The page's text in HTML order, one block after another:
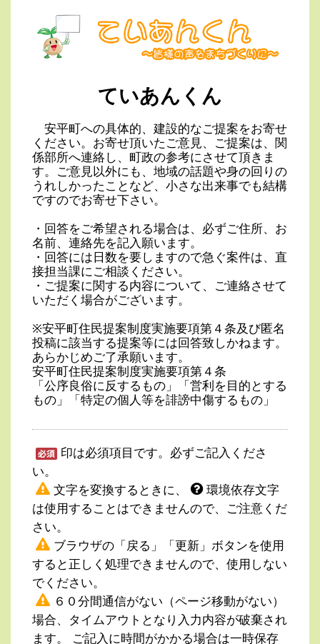
ていあんくん
安平町への具体的、建設的なご提案をお寄せ
ください。お寄せ頂いたご意見、ご提案は、関
係部所へ連絡し、町政の参考にさせて頂きま
す。ご意見以外にも、地域の話題や身の回りの
うれしかったことなど、小さな出来事でも結構
ですのでお寄せ下さい。
・回答をご希望される場合は、必ずご住所、お
名前、連絡先を記入願います。
・回答には日数を要しますので急ぐ案件は、直
接担当課にご相談ください。
・ご提案に関する内容について、ご連絡させて
いただく場合がございます。
※安平町住民提案制度実施要項第４条及び匿名
投稿に該当する提案等には回答致しかねます。
あらかじめご了承願います。
安平町住民提案制度実施要項第４条
「公序良俗に反するもの」「営利を目的とする
もの」「特定の個人等を誹謗中傷するもの」
印は必須項目です。必ずご記入くださ
い。
文字を変換するときに、
環境依存文字
は使用することはできませんので、ご注意くだ
さい。
ブラウザの「戻る」「更新」ボタンを使用
すると正しく処理できませんので、使用しない
でください。
６０分間通信がない（ページ移動がない）
場合、タイムアウトとなり入力内容が破棄され
ます。 ご記入に時間がかかる場合は一時保存